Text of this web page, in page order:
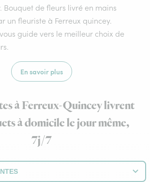
Bouquet de fleurs livré en mains
un fleuriste à Ferreux quincey.
guide vers le meilleur choix de
En savoir plus
à Ferreux-Quincey livrent
à domicile le jour même,
7j/7